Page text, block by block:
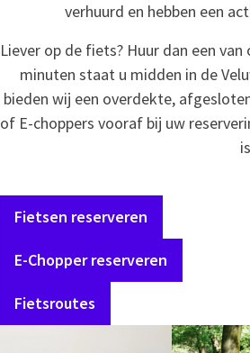
verhuurd en hebben een
Liever op de fiets? Huur dan een
minuten staat u midden in de
bieden wij een overdekte,
of E-choppers vooraf bij uw
Fietsen reserveren
E-Chopper reserveren
Fietsroutes